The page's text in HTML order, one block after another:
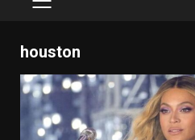
PRIMARY
houston